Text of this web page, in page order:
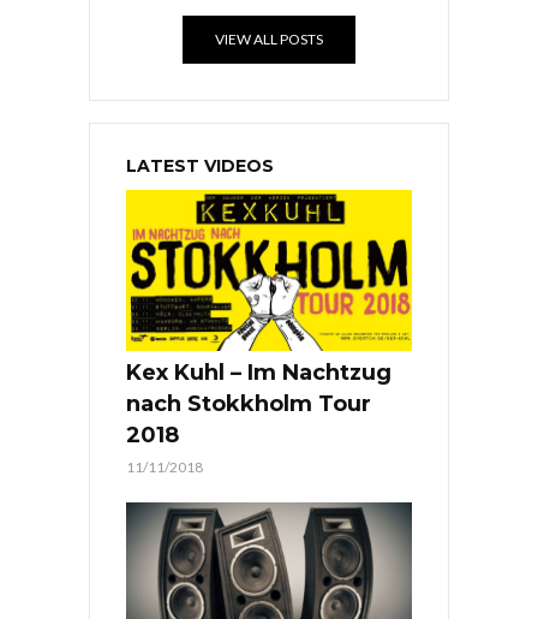
VIEW ALL POSTS
LATEST VIDEOS
Kex Kuhl – Im Nachtzug
nach Stokkholm Tour
2018
11/11/2018